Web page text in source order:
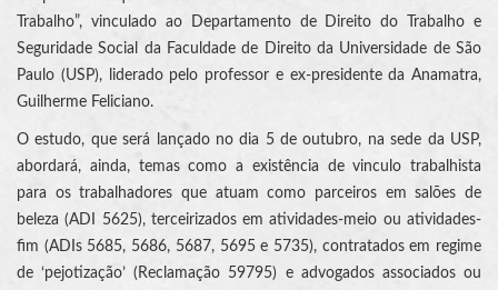
Trabalho”, vinculado ao Departamento de Direito do Trabalho e
Seguridade Social da Faculdade de Direito da Universidade de São
Paulo (USP), liderado pelo professor e ex-presidente da Anamatra,
Guilherme Feliciano.
O estudo, que será lançado no dia 5 de outubro, na sede da USP,
abordará, ainda, temas como a existência de vinculo trabalhista
para os trabalhadores que atuam como parceiros em salões de
beleza (ADI 5625), terceirizados em atividades-meio ou atividades-
fim (ADIs 5685, 5686, 5687, 5695 e 5735), contratados em regime
de ‘pejotização’ (Reclamação 59795) e advogados associados ou